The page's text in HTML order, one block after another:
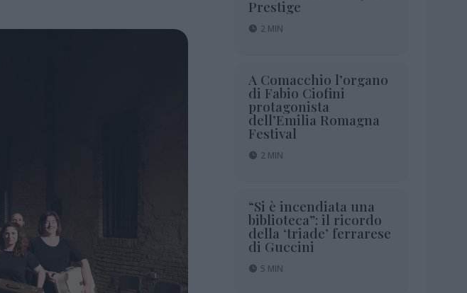
Prestige
2 MIN
A Comacchio l’organo
di Fabio Ciofini
protagonista
dell’Emilia Romagna
Festival
2 MIN
“Si è incendiata una
biblioteca”: il ricordo
della ‘triade’ ferrarese
di Guccini
5 MIN